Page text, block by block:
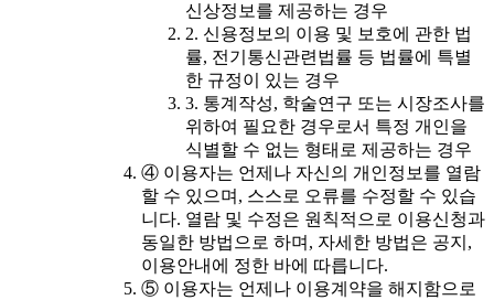
신상정보를 제공하는 경우
2. 신용정보의 이용 및 보호에 관한 법
률, 전기통신관련법률 등 법률에 특별
한 규정이 있는 경우
3. 통계작성, 학술연구 또는 시장조사를
위하여 필요한 경우로서 특정 개인을
식별할 수 없는 형태로 제공하는 경우
④ 이용자는 언제나 자신의 개인정보를 열람
할 수 있으며, 스스로 오류를 수정할 수 있습
니다. 열람 및 수정은 원칙적으로 이용신청과
동일한 방법으로 하며, 자세한 방법은 공지,
이용안내에 정한 바에 따릅니다.
⑤ 이용자는 언제나 이용계약을 해지함으로